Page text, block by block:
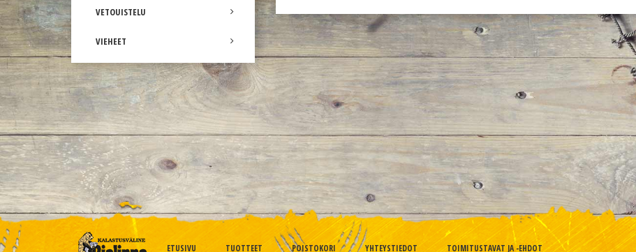
VETOUISTELU
VIEHEET
ETUSIVU TUOTTEET POISTOKORI YHTEYSTIEDOT TOIMITUSTAVAT JA -EHDOT